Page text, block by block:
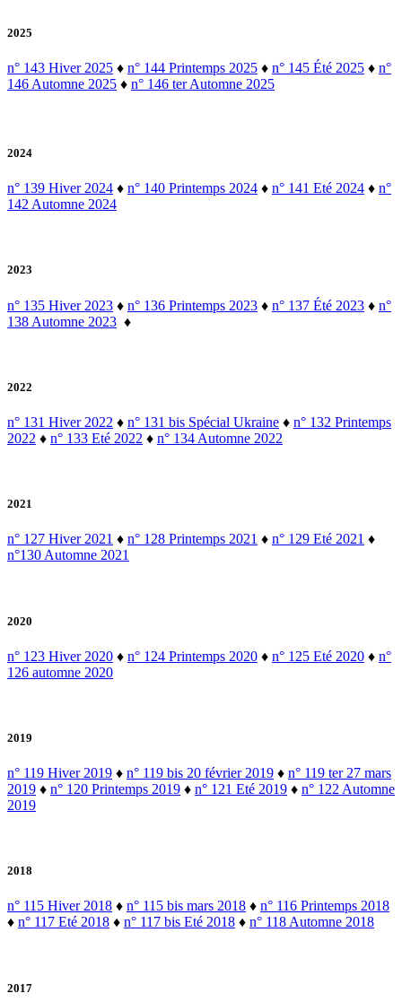
2025
n° 143 Hiver 2025 ♦ n° 144 Printemps 2025 ♦ n° 145 Été 2025 ♦ n°
146 Automne 2025 ♦ n° 146 ter Automne 2025
2024
n° 139 Hiver 2024 ♦ n° 140 Printemps 2024 ♦ n° 141 Eté 2024 ♦ n°
142 Automne 2024
2023
n° 135 Hiver 2023 ♦ n° 136 Printemps 2023 ♦ n° 137 Été 2023 ♦ n°
138 Automne 2023 ♦
2022
n° 131 Hiver 2022 ♦ n° 131 bis Spécial Ukraine ♦ n° 132 Printemps
2022 ♦ n° 133 Eté 2022 ♦ n° 134 Automne 2022
2021
n° 127 Hiver 2021 ♦ n° 128 Printemps 2021 ♦ n° 129 Eté 2021 ♦
n°130 Automne 2021
2020
n° 123 Hiver 2020 ♦ n° 124 Printemps 2020 ♦ n° 125 Eté 2020 ♦ n°
126 automne 2020
2019
n° 119 Hiver 2019 ♦ n° 119 bis 20 février 2019 ♦ n° 119 ter 27 mars
2019 ♦ n° 120 Printemps 2019 ♦ n° 121 Eté 2019 ♦ n° 122 Automne
2019
2018
n° 115 Hiver 2018 ♦ n° 115 bis mars 2018 ♦ n° 116 Printemps 2018
♦ n° 117 Eté 2018 ♦ n° 117 bis Eté 2018 ♦ n° 118 Automne 2018
2017